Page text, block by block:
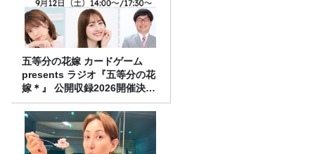
五等分の花嫁 カードゲーム
presents ラジオ『五等分の花
嫁＊』 公開収録2026開催決
定！